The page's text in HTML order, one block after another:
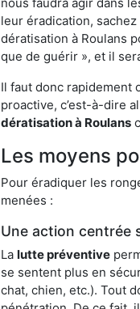
nous faudra agir dans
leur éradication,
dératisation à Roulans
que de guérir », et il
Il faut donc rapidement
proactive, c’est-à-dire
dératisation à Roulans
Les moyens
Pour éradiquer les
menées :
Une action centrée
La lutte préventive
se sentent plus en
chat, chien, etc.). Tout